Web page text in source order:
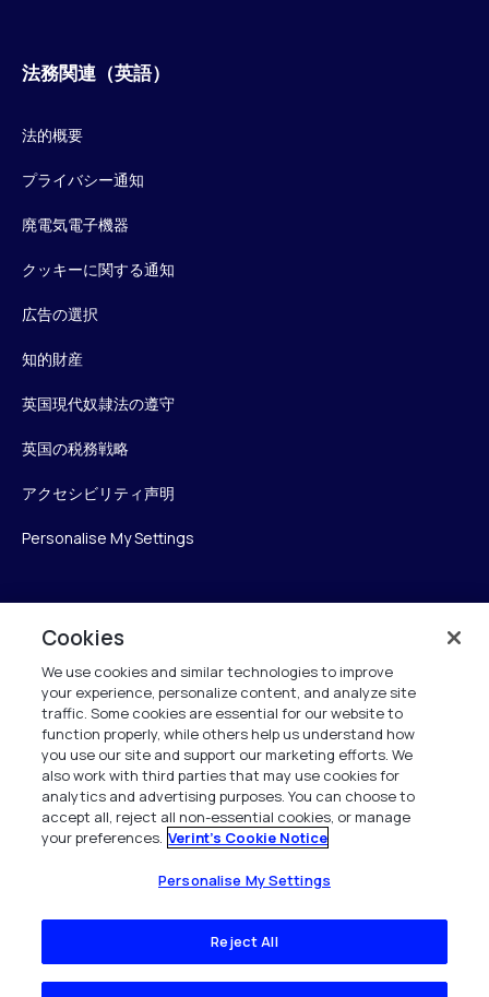
法務関連（英語）
法的概要
プライバシー通知
廃電気電子機器
クッキーに関する通知
広告の選択
知的財産
英国現代奴隷法の遵守
英国の税務戦略
アクセシビリティ声明
Personalise My Settings
Verint
ベリントシステムズジャパン株式会社
〒104-0061
中央区銀座6-10-1
13F WeWorkギンザシックス内
+81 (3) 6261-0970
All Rights Reserved 2026
Cookies
We use cookies and similar technologies to improve
your experience, personalize content, and analyze site
traffic. Some cookies are essential for our website to
function properly, while others help us understand how
you use our site and support our marketing efforts. We
also work with third parties that may use cookies for
analytics and advertising purposes. You can choose to
accept all, reject all non-essential cookies, or manage
your preferences. Verint's Cookie Notice
Personalise My Settings
Reject All